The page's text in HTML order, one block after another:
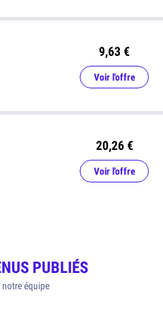
20,26 €
Voir l'offre
9,63 €
Voir l'offre
PUBLIÉS
équipe